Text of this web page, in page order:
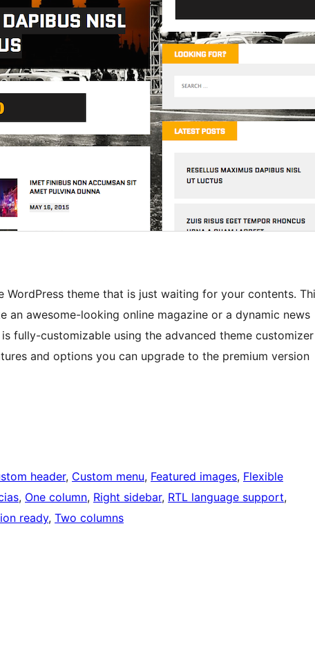
WordPress theme that is just waiting for your contents.
an awesome-looking online magazine or a dynamic news
fully-customizable using the advanced theme customizer
and options you can upgrade to the premium version
header, Custom menu, Featured images, Flexible
, One column, Right sidebar, RTL language support
ready, Two columns